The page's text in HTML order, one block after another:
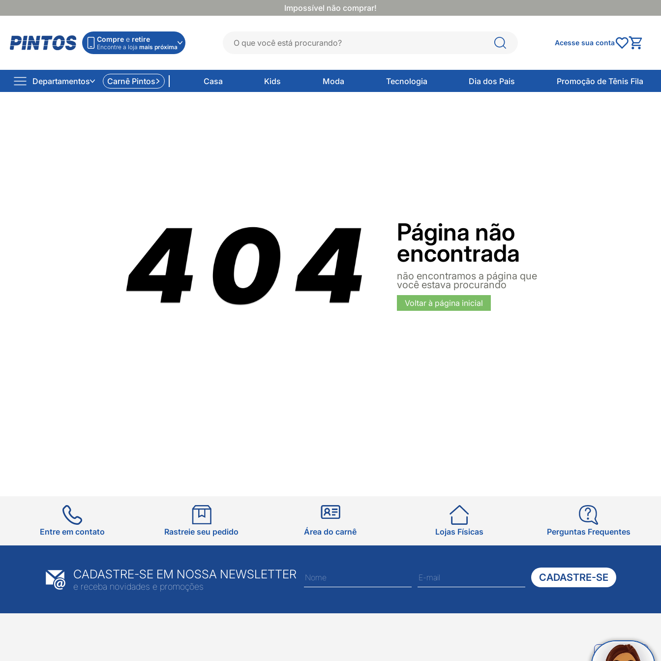
Impossível não comprar!
Compre e retire
Encontre a loja mais próxima
Acesse sua conta
Departamentos Carnê Pintos Casa Kids Moda Tecnologia Dia dos Pais Promoção de Tênis Fila
Página não
encontrada
não encontramos a página que
você estava procurando
Voltar à página inicial
Entre em contato Rastreie seu pedido Área do carnê Lojas Físicas Perguntas Frequentes
CADASTRE-SE EM NOSSA NEWSLETTER
e receba novidades e promoções
CADASTRE-SE
Verificada
por